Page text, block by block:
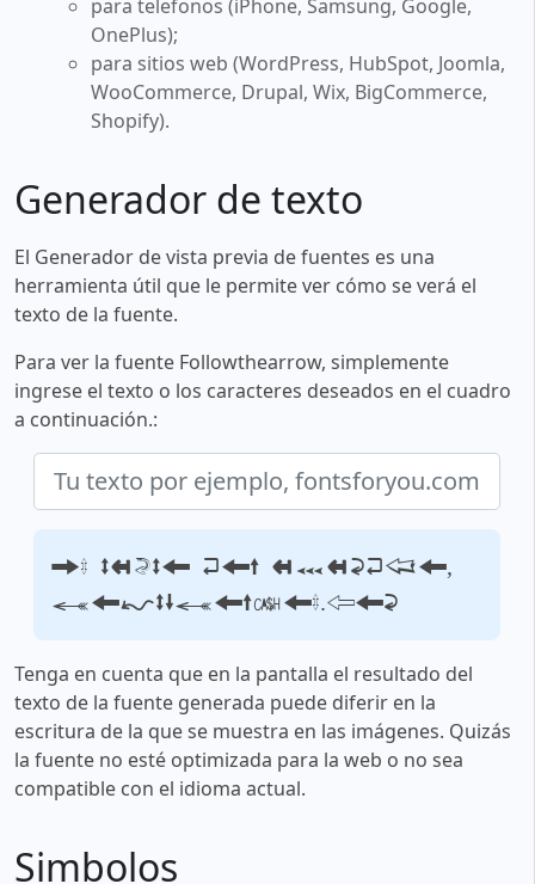
para telefonos (iPhone, Samsung, Google,
OnePlus);
para sitios web (WordPress, HubSpot, Joomla,
WooCommerce, Drupal, Wix, BigCommerce,
Shopify).
Generador de texto
El Generador de vista previa de fuentes es una
herramienta útil que le permite ver cómo se verá el
texto de la fuente.
Para ver la fuente Followthearrow, simplemente
ingrese el texto o los caracteres deseados en el cuadro
a continuación.:
Tu texto por ejemplo,
fontsforyou.com
Tenga en cuenta que en la pantalla el resultado del
texto de la fuente generada puede diferir en la
escritura de la que se muestra en las imágenes. Quizás
la fuente no esté optimizada para la web o no sea
compatible con el idioma actual.
Simbolos